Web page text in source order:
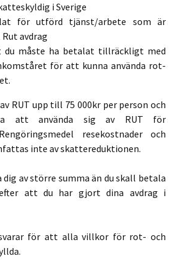
i Sverige
för utförd tjänst/arbete som är
avdrag
du måste ha betalat tillräckligt med
för att kunna använda rot-
RUT upp till 75 000kr per person och
att använda sig av RUT för
resekostnader och
inte av skattereduktionen.
dig av större summa än du skall betala
att du har gjort dina avdrag i
för att alla villkor för rot- och